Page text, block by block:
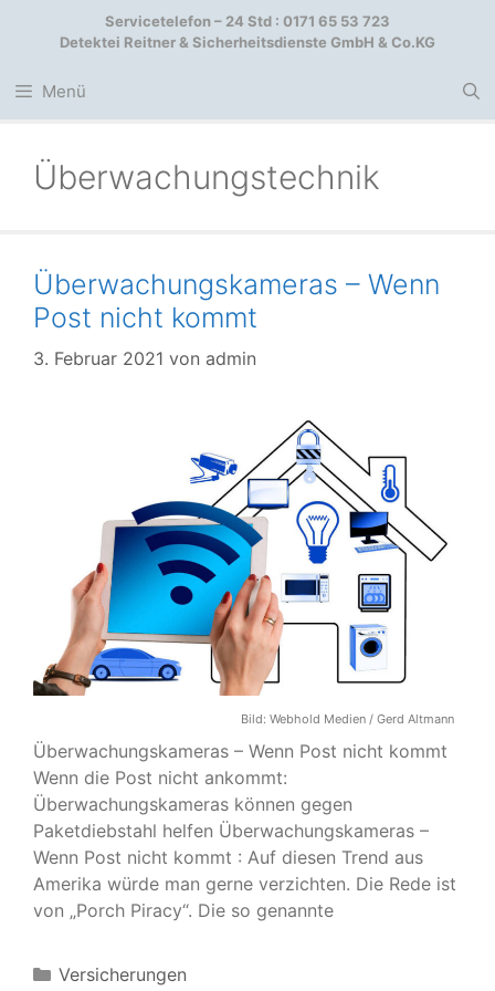
Servicetelefon – 24 Std : 0171 65 53 723
Detektei Reitner & Sicherheitsdienste GmbH & Co.KG
Menü
Überwachungstechnik
Überwachungskameras – Wenn
Post nicht kommt
3. Februar 2021 von admin
Bild: Webhold Medien / Gerd Altmann
Überwachungskameras – Wenn Post nicht kommt
Wenn die Post nicht ankommt:
Überwachungskameras können gegen
Paketdiebstahl helfen Überwachungskameras –
Wenn Post nicht kommt : Auf diesen Trend aus
Amerika würde man gerne verzichten. Die Rede ist
von „Porch Piracy“. Die so genannte
Kategorien
Versicherungen